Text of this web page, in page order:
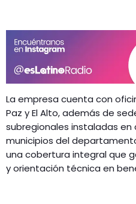
La empresa cuenta con
Paz y El Alto, además de
subregionales instaladas en
municipios del
una cobertura integral que
y orientación técnica en